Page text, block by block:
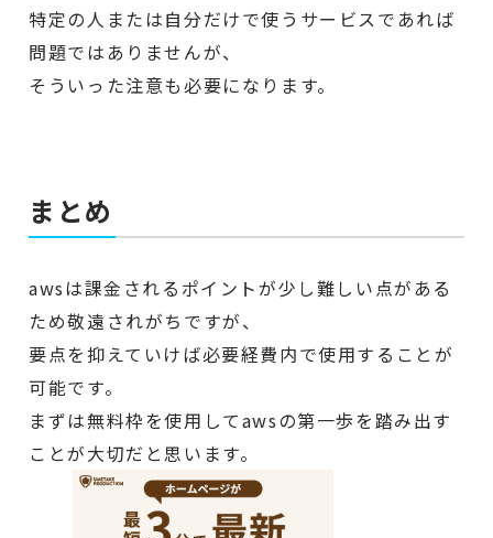
特定の人または自分だけで使うサービスであれば
問題ではありませんが、
そういった注意も必要になります。
まとめ
awsは課金されるポイントが少し難しい点がある
ため敬遠されがちですが、
要点を抑えていけば必要経費内で使用することが
可能です。
まずは無料枠を使用してawsの第一歩を踏み出す
ことが大切だと思います。